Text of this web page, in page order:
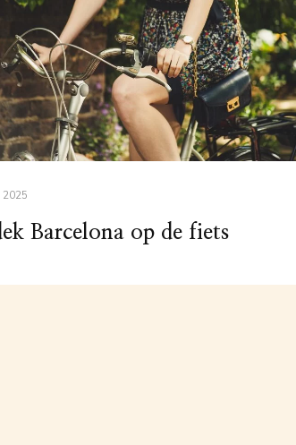
2025
Barcelona op de fiets